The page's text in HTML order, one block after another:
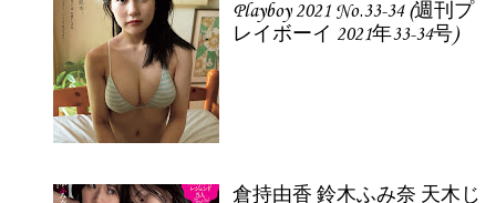
Playboy 2021 No.33-34 (週刊プ
レイボーイ 2021年33-34号)
倉持由香 鈴木ふみ奈 天木じ